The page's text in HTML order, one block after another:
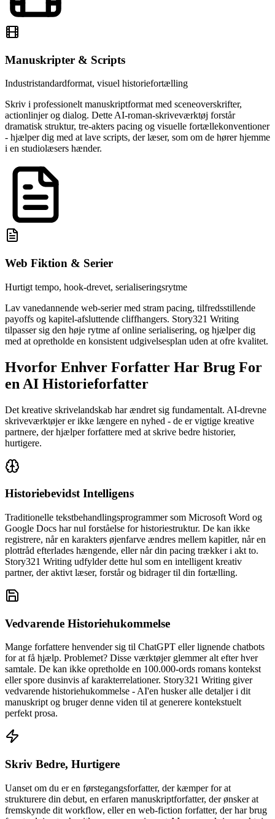
Manuskripter & Scripts
Industristandardformat, visuel historiefortælling
Skriv i professionelt manuskriptformat med sceneoverskrifter,
actionlinjer og dialog. Dette AI-roman-skriveværktøj forstår
dramatisk struktur, tre-akters pacing og visuelle fortællekonventioner
- hjælper dig med at lave scripts, der læser, som om de hører hjemme
i en studiolæsers hænder.
Web Fiktion & Serier
Hurtigt tempo, hook-drevet, serialiseringsrytme
Lav vanedannende web-serier med stram pacing, tilfredsstillende
payoffs og kapitel-afsluttende cliffhangers. Story321 Writing
tilpasser sig den høje rytme af online serialisering, og hjælper dig
med at opretholde en konsistent udgivelsesplan uden at ofre kvalitet.
Hvorfor Enhver Forfatter Har Brug For
en AI Historieforfatter
Det kreative skrivelandskab har ændret sig fundamentalt. AI-drevne
skriveværktøjer er ikke længere en nyhed - de er vigtige kreative
partnere, der hjælper forfattere med at skrive bedre historier,
hurtigere.
Historiebevidst Intelligens
Traditionelle tekstbehandlingsprogrammer som Microsoft Word og
Google Docs har nul forståelse for historiestruktur. De kan ikke
registrere, når en karakters øjenfarve ændres mellem kapitler, når en
plottråd efterlades hængende, eller når din pacing trækker i akt to.
Story321 Writing udfylder dette hul som en intelligent kreativ
partner, der aktivt læser, forstår og bidrager til din fortælling.
Vedvarende Historiehukommelse
Mange forfattere henvender sig til ChatGPT eller lignende chatbots
for at få hjælp. Problemet? Disse værktøjer glemmer alt efter hver
samtale. De kan ikke opretholde en 100.000-ords romans kontekst
eller spore dusinvis af karakterrelationer. Story321 Writing giver
vedvarende historiehukommelse - AI'en husker alle detaljer i dit
manuskript og bruger denne viden til at generere kontekstuelt
perfekt prosa.
Skriv Bedre, Hurtigere
Uanset om du er en førstegangsforfatter, der kæmper for at
strukturere din debut, en erfaren manuskriptforfatter, der ønsker at
fremskynde dit workflow, eller en web-fiction forfatter, der har brug